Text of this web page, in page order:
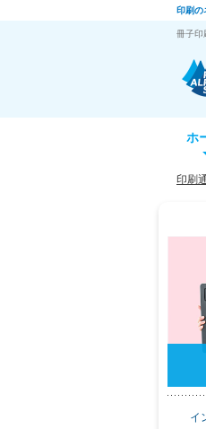
印刷の
冊子印
ホ
印刷
イ